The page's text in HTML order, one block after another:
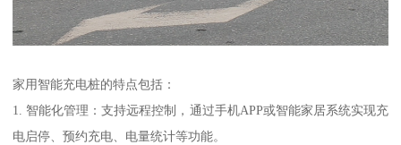
家用智能充电桩的特点包括：
1. 智能化管理：支持远程控制，通过手机APP或智能家居系统实现充
电启停、预约充电、电量统计等功能。